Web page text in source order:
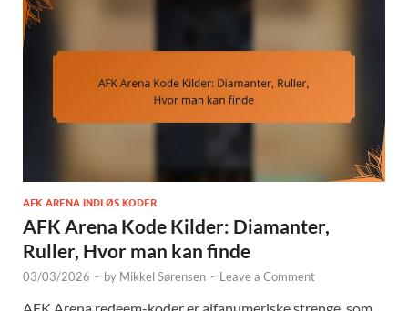
AFK ARENA INDLØS KODER
AFK Arena Kode Kilder: Diamanter,
Ruller, Hvor man kan finde
03/03/2026 - by Mikkel Sørensen - Leave a Comment